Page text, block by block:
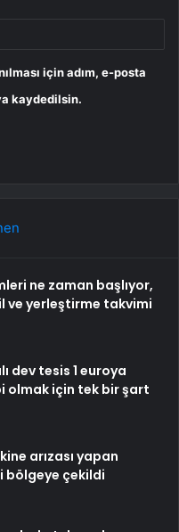
için adım, e-posta
kaydedilsin.
ne zaman başlıyor,
ve yerleştirme takvimi
dev tesis 1 euroya
olmak için tek bir şart
arızası yapan
bölgeye çekildi